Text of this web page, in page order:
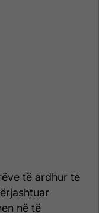
të ardhur te
në të